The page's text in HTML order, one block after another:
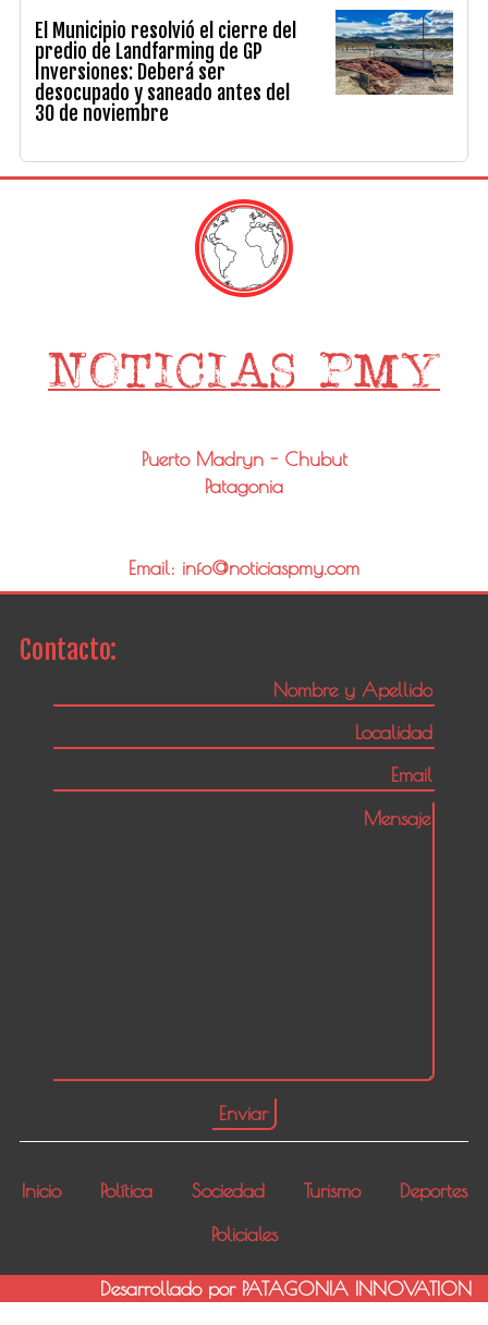
El Municipio resolvió el cierre del
predio de Landfarming de GP
Inversiones: Deberá ser
desocupado y saneado antes del
30 de noviembre
Puerto Madryn - Chubut
Patagonia
Email: info@noticiaspmy.com
Contacto:
Inicio Política Sociedad Turismo
Deportes
Policiales
Desarrollado por PATAGONIA INNOVATION